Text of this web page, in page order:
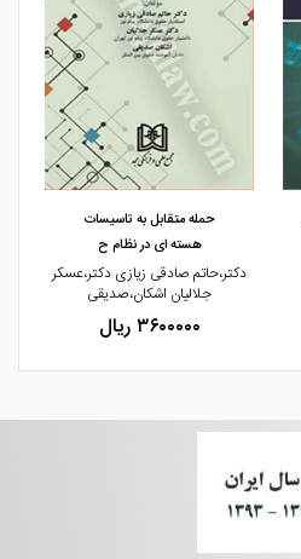
مشاهده و خرید
حمله متقابل به تاسیسات
هسته ای در نظام ح
دکتر،حاتم صادقی زیازی دکتر،عسکر
جلالیان اشکان،صدیقی
۳۶۰۰۰۰۰ ریال